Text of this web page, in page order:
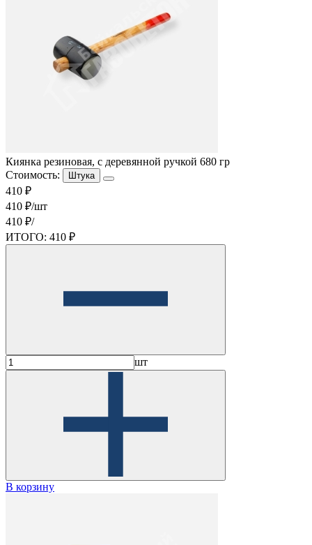
Киянка резиновая, с деревянной ручкой 680 гр
Стоимость:
Штука
410 ₽
410 ₽/шт
410 ₽/
ИТОГО: 410 ₽
шт
В корзину